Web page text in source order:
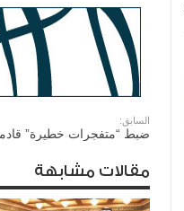
السابق:
ضبط “متفجرات خطيرة”
مقالات مشابهة